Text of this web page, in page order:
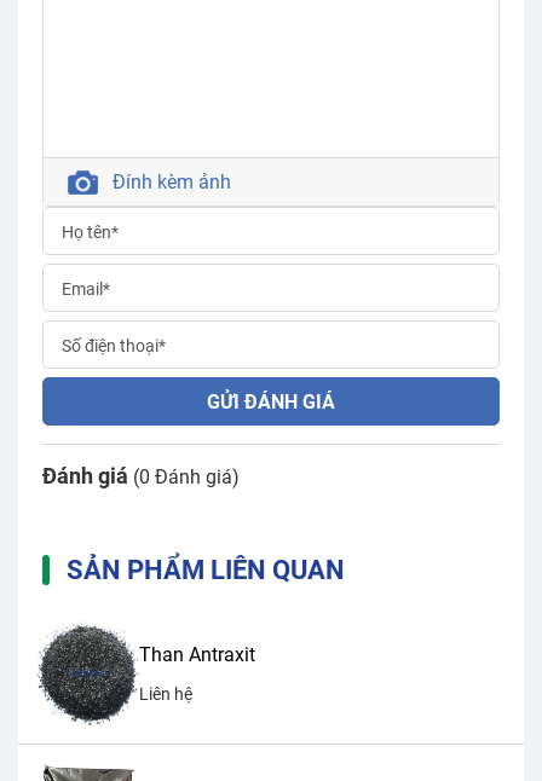
Đính kèm ảnh
GỬI ĐÁNH GIÁ
Đánh giá (0 Đánh giá)
SẢN PHẨM LIÊN QUAN
Than Antraxit
Liên hệ